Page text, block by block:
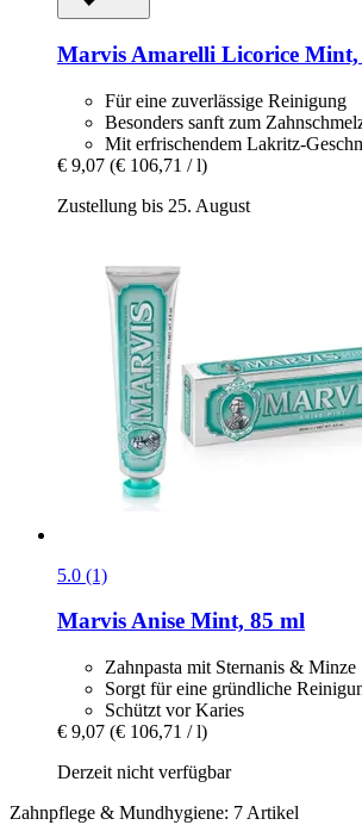
Marvis Amarelli Licorice Mint,
Für eine zuverlässige Reinigung
Besonders sanft zum
Mit erfrischendem Lakritz-
€ 9,07 (€ 106,71 / l)
Zustellung bis 25. August
5.0 (1)
MarvisAnise Mint, 85 ml
Zahnpasta mit Sternanis & Minze
Sorgt für eine gründliche
Schützt vor Karies
€ 9,07 (€ 106,71 / l)
Derzeit nicht verfügbar
Zahnpflege & Mundhygiene: 7 Artikel